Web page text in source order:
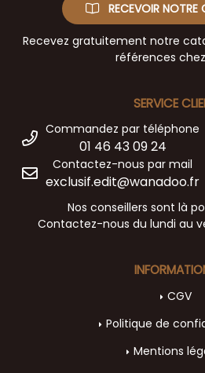
RECEVOIR NOTRE
Recevez gratuitement notre
références
SERVICE
Commandez par téléphone
01 46 43 09 24
Contactez-nous par mail
exclusif.edit@wanadoo.fr
Nos conseillers sont là
Contactez-nous du lundi au
CGV
Politique de
Mentions